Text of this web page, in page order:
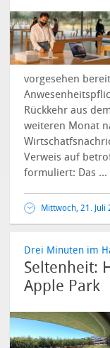
vorgesehen
Rückkehr aus
weiteren Monat
Verweis auf
formuliert: Das ...
Mittwoch, 21. Juli
Drei Minuten im
Seltenheit:
Apple Park